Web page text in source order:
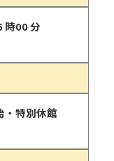
時00 分
・特別休館